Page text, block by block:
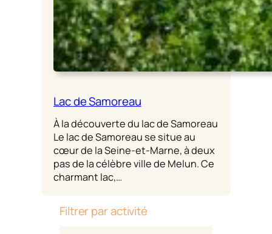
Lac de Samoreau
À la découverte du lac de Samoreau
Le lac de Samoreau se situe au
cœur de la Seine-et-Marne, à deux
pas de la célèbre ville de Melun. Ce
charmant lac,…
Filtrer par activité